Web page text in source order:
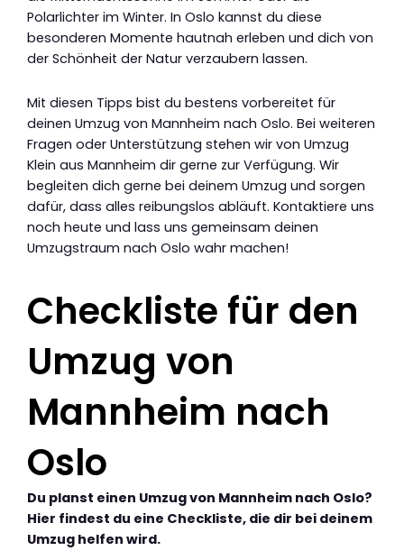
Polarlichter im Winter. In Oslo kannst du diese
besonderen Momente hautnah erleben und dich von
der Schönheit der Natur verzaubern lassen.
Mit diesen Tipps bist du bestens vorbereitet für
deinen Umzug von Mannheim nach Oslo. Bei weiteren
Fragen oder Unterstützung stehen wir von Umzug
Klein aus Mannheim dir gerne zur Verfügung. Wir
begleiten dich gerne bei deinem Umzug und sorgen
dafür, dass alles reibungslos abläuft. Kontaktiere uns
noch heute und lass uns gemeinsam deinen
Umzugstraum nach Oslo wahr machen!
Checkliste für den
Umzug von
Mannheim nach
Oslo
Du planst einen Umzug von Mannheim nach Oslo?
Hier findest du eine Checkliste, die dir bei deinem
Umzug helfen wird.